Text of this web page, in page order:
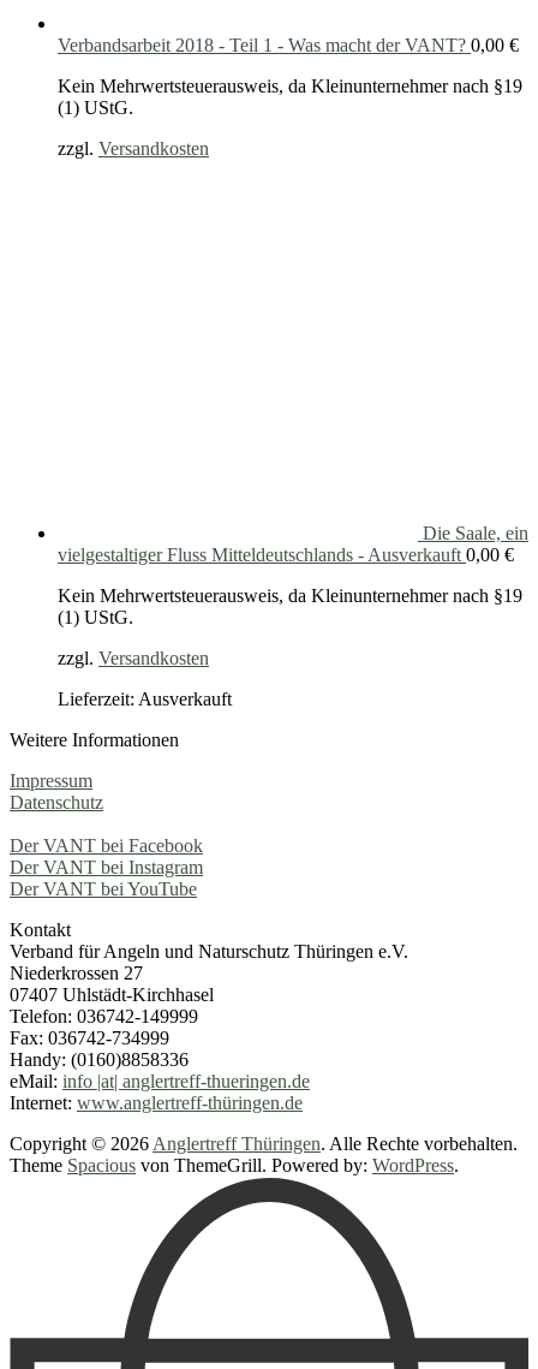
Verbandsarbeit 2018 - Teil 1 - Was macht der VANT? 0,00 €
Kein Mehrwertsteuerausweis, da Kleinunternehmer nach §19
(1) UStG.
zzgl. Versandkosten
Die Saale, ein
vielgestaltiger Fluss Mitteldeutschlands - Ausverkauft 0,00 €
Kein Mehrwertsteuerausweis, da Kleinunternehmer nach §19
(1) UStG.
zzgl. Versandkosten
Lieferzeit: Ausverkauft
Weitere Informationen
Impressum
Datenschutz
Der VANT bei Facebook
Der VANT bei Instagram
Der VANT bei YouTube
Kontakt
Verband für Angeln und Naturschutz Thüringen e.V.
Niederkrossen 27
07407 Uhlstädt-Kirchhasel
Telefon: 036742-149999
Fax: 036742-734999
Handy: (0160)8858336
eMail: info |at| anglertreff-thueringen.de
Internet: www.anglertreff-thüringen.de
Copyright © 2026Anglertreff Thüringen. Alle Rechte vorbehalten.
Theme Spacious von ThemeGrill. Powered by: WordPress.